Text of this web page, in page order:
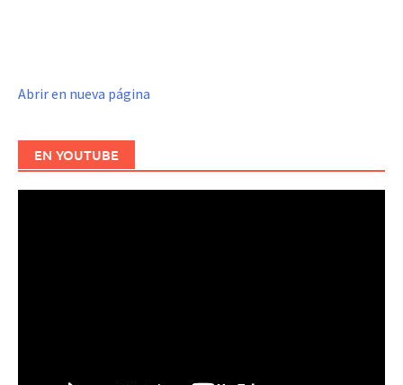
Abrir en nueva página
EN YOUTUBE